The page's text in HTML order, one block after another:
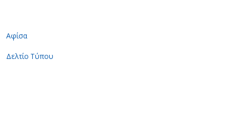
Αφίσα
Δελτίο Τύπου